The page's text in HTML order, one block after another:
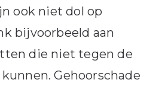
ook niet dol op
bijvoorbeeld aan
die niet tegen de
Gehoorschade